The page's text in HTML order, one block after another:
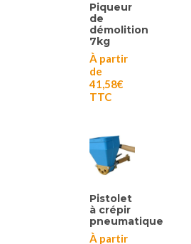
Piqueur
de
démolition
7kg
À partir
de
41,58€
TTC
Pistolet
à crépir
pneumatique
À partir